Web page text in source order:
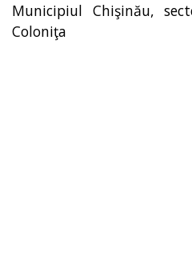
Municipiul Chişinău,
Coloniţa